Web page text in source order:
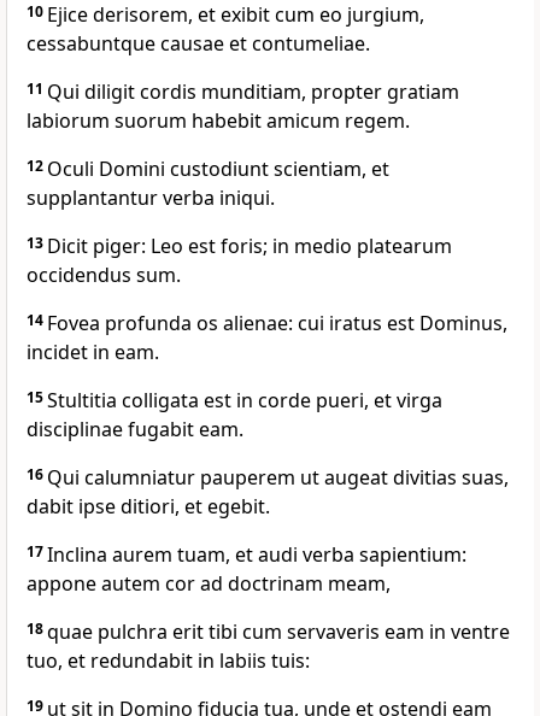
10 Ejice derisorem, et exibit cum eo jurgium,
cessabuntque causae et contumeliae.
11 Qui diligit cordis munditiam, propter gratiam
labiorum suorum habebit amicum regem.
12 Oculi Domini custodiunt scientiam, et
supplantantur verba iniqui.
13 Dicit piger: Leo est foris; in medio platearum
occidendus sum.
14 Fovea profunda os alienae: cui iratus est Dominus,
incidet in eam.
15Stultitia colligata est in corde pueri, et virga
disciplinae fugabit eam.
16 Qui calumniatur pauperem ut augeat divitias suas,
dabit ipse ditiori, et egebit.
17Inclina aurem tuam, et audi verba sapientium:
appone autem cor ad doctrinam meam,
18quae pulchra erit tibi cum servaveris eam in ventre
tuo, et redundabit in labiis tuis:
19 ut sit in Domino fiducia tua, unde et ostendi eam